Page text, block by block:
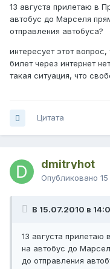
13 августа прилетаю в
автобус до Марселя
отправления автобуса?
интересует этот
билет через интернет
такая ситуация, что
Цитата
dmitryhot
Опубликовано
В 15.07.2010 в
13 августа прилетаю
на автобус до
до отправления